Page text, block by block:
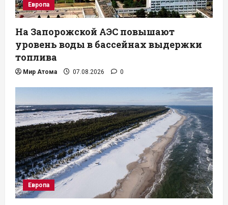
Европа
На Запорожской АЭС повышают
уровень воды в бассейнах выдержки
топлива
Мир Атома 07.08.2026 0
Европа